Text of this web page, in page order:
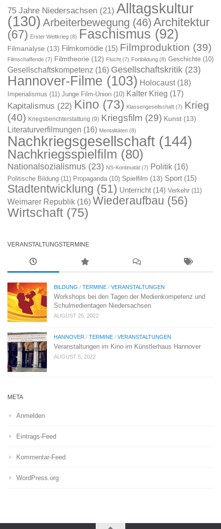
75 Jahre Niedersachsen (21) Alltagskultur
(130) Arbeiterbewegung (46) Architektur
(67) Erster Weltkrieg (8) Faschismus (92)
Filmanalyse (13) Filmkomödie (15) Filmproduktion (39)
Filmschaffende (7) Filmtheorie (12) Flucht (7) Fortbildung (8) Geschichte (10)
Gesellschaftskompetenz (16) Gesellschaftskritik (23)
Hannover-Filme (103) Holocaust(18)
Imperialismus (11) Junge Film-Union (10) Kalter Krieg (17)
Kapitalismus (22) Kino (73) Klassengesellschaft (7) Krieg
(40) Kriegsberichterstattung (9) Kriegsfilm (29) Kunst (13)
Literaturverfilmungen (16) Mentalitäten (8)
Nachkriegsgesellschaft (144)
Nachkriegsspielfilm (80)
Nationalsozialismus (23) NS-Kontinuität (7) Politik (16)
Politische Bildung (11) Propaganda (10) Spielfilm (13) Sport (15)
Stadtentwicklung (51) Unterricht (14) Verkehr (11)
Weimarer Republik (16) Wiederaufbau (56)
Wirtschaft (75)
VERANSTALTUNGSTERMINE
BILDUNG / TERMINE / VERANSTALTUNGEN
Workshops bei den Tagen der Medienkompetenz und
Schulmedientagen Niedersachsen
AUGUST 25, 2022
HANNOVER / TERMINE / VERANSTALTUNGEN
Veranstaltungen im Kino im Künstlerhaus Hannover
AUGUST 5, 2022
META
Anmelden
Eintrags-Feed
Kommentar-Feed
WordPress.org